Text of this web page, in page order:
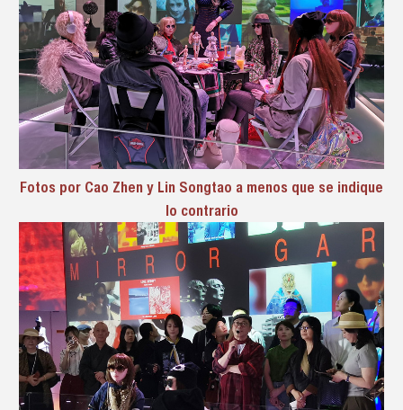
Fotos por Cao Zhen y Lin Songtao a menos que se indique
lo contrario